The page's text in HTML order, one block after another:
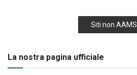
Siti non AAMS
La nostra pagina ufficiale